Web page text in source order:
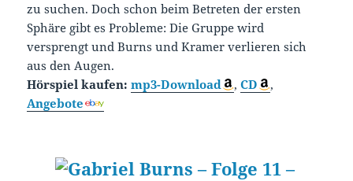
zu suchen. Doch schon beim Betreten der ersten
Sphäre gibt es Probleme: Die Gruppe wird
versprengt und Burns und Kramer verlieren sich
aus den Augen.
Hörspiel kaufen: mp3-Download ,CD
,
Angebote